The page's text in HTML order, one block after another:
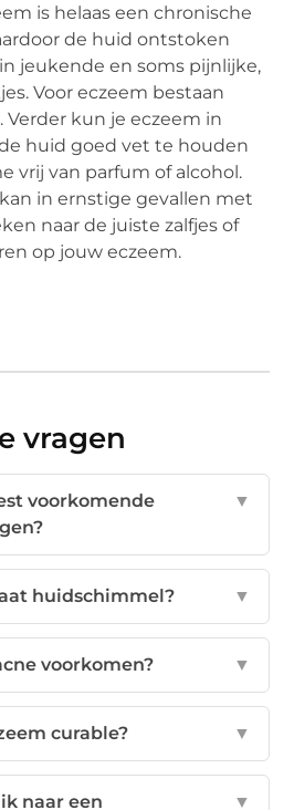
is helaas een chronische
de huid ontstoken
jeukende en soms pijnlijke,
Voor eczeem bestaan
Verder kun je eczeem in
huid goed vet te houden
vrij van parfum of alcohol.
in ernstige gevallen met
naar de juiste zalfjes of
op jouw eczeem.
vragen
voorkomende
▼
huidschimmel? ▼
voorkomen? ▼
curable? ▼
naar een ▼